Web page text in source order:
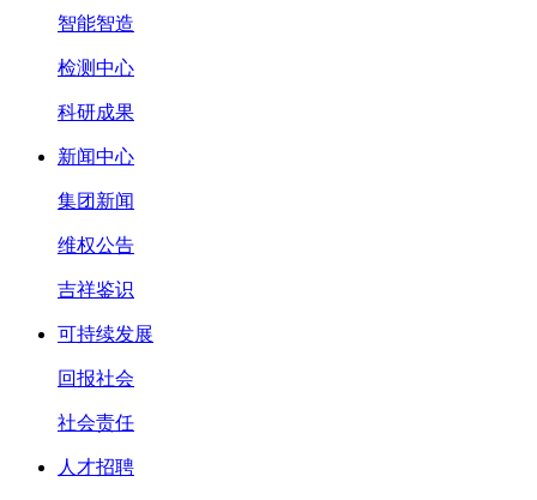
智能智造
检测中心
科研成果
新闻中心
集团新闻
维权公告
吉祥鉴识
可持续发展
回报社会
社会责任
人才招聘